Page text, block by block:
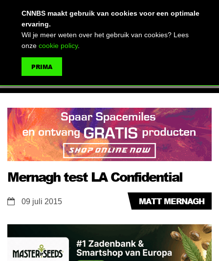
Mernagh test LA Confidential
MATT MERNAGH
09 juli 2015
CNNBS maakt gebruik van cookies voor een optimale
ervaring.
Wil je meer weten over het gebruik van cookies? Lees
onze cookie policy.
PRIMA